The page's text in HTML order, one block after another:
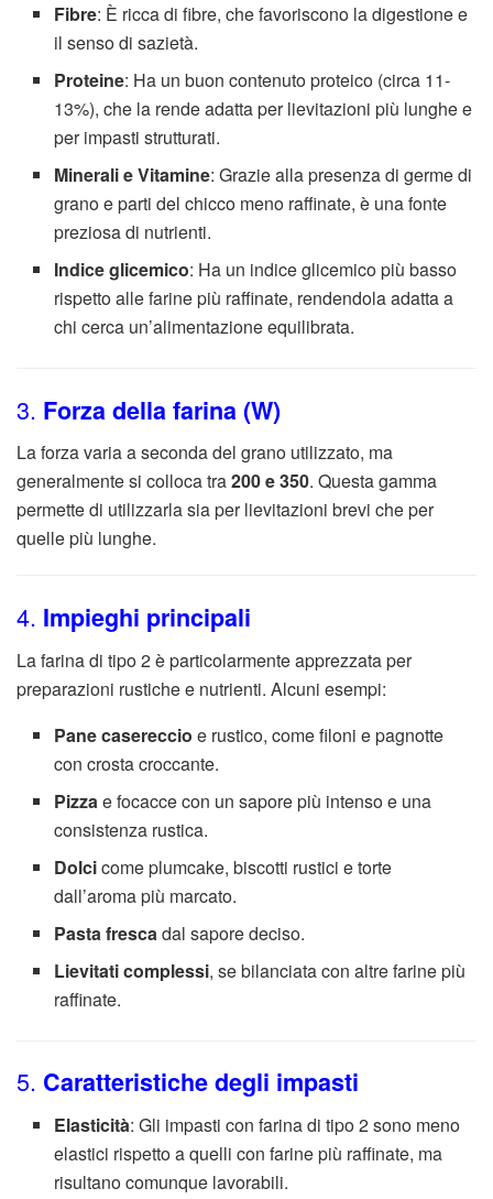
Fibre: È ricca di fibre, che favoriscono la digestione e
il senso di sazietà.
Proteine: Ha un buon contenuto proteico (circa 11-
13%), che la rende adatta per lievitazioni più lunghe e
per impasti strutturati.
Minerali e Vitamine: Grazie alla presenza di germe di
grano e parti del chicco meno raffinate, è una fonte
preziosa di nutrienti.
Indice glicemico: Ha un indice glicemico più basso
rispetto alle farine più raffinate, rendendola adatta a
chi cerca un’alimentazione equilibrata.
3. Forza della farina (W)
La forza varia a seconda del grano utilizzato, ma
generalmente si colloca tra200 e 350. Questa gamma
permette di utilizzarla sia per lievitazioni brevi che per
quelle più lunghe.
4. Impieghi principali
La farina di tipo 2 è particolarmente apprezzata per
preparazioni rustiche e nutrienti. Alcuni esempi:
Pane casereccio e rustico, come filoni e pagnotte
con crosta croccante.
Pizzae focacce con un sapore più intenso e una
consistenza rustica.
Dolcicome plumcake, biscotti rustici e torte
dall’aroma più marcato.
Pasta frescadal sapore deciso.
Lievitati complessi, se bilanciata con altre farine più
raffinate.
5. Caratteristiche degli impasti
Elasticità: Gli impasti con farina di tipo 2 sono meno
elastici rispetto a quelli con farine più raffinate, ma
risultano comunque lavorabili.